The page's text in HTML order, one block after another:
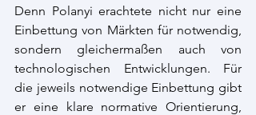
Denn Polanyi erachtete nicht nur eine
Einbettung von Märkten für notwendig,
sondern gleichermaßen auch von
technologischen Entwicklungen. Für
die jeweils notwendige Einbettung gibt
er eine klare normative Orientierung,